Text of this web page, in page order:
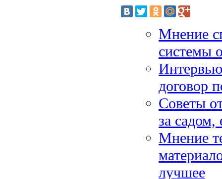
Мнение
системы
договор
Советы
за садом,
Мнение
лучшее